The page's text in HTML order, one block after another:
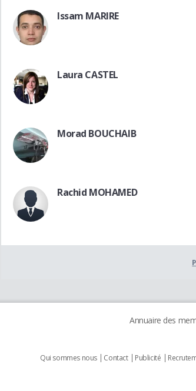
Issam MARIRE
Laura CASTEL
Morad BOUCHAIB
Rachid MOHAMED
Annuaire des
Qui sommes nous Contact Publicité